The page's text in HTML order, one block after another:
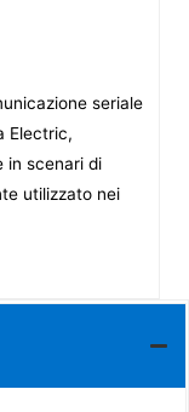
seriale
Electric,
in scenari di
utilizzato nei